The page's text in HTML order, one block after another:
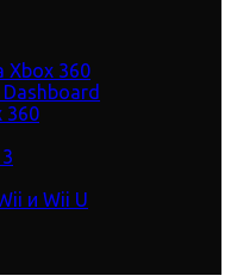
Xbox 360
360
и Wii U